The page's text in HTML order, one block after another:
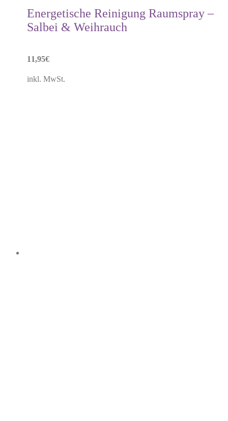
Energetische Reinigung Raumspray –
Salbei & Weihrauch
11,95€
inkl. MwSt.